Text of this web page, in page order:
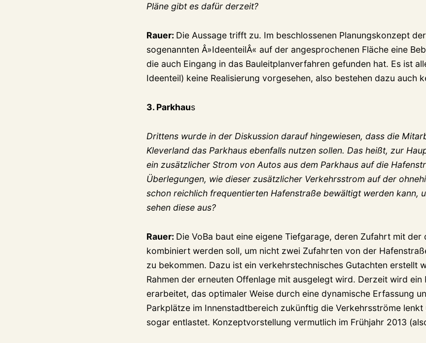
Pläne gibt es dafür derzeit?
Rauer: Die Aussage trifft zu. Im beschlossenen Planungskonzept
sogenannten Â»IdeenteilÂ« auf der angesprochenen Fläche eine
die auch Eingang in das Bauleitplanverfahren gefunden hat. Es ist
Ideenteil) keine Realisierung vorgesehen, also bestehen dazu auch
3. Parkhaus
Drittens wurde in der Diskussion darauf hingewiesen, dass die
Kleverland das Parkhaus ebenfalls nutzen sollen. Das heißt, zur
ein zusätzlicher Strom von Autos aus dem Parkhaus auf die
Überlegungen, wie dieser zusätzlicher Verkehrsstrom auf der
schon reichlich frequentierten Hafenstraße bewältigt werden kann,
sehen diese aus?
Rauer: Die VoBa baut eine eigene Tiefgarage, deren Zufahrt mit der
kombiniert werden soll, um nicht zwei Zufahrten von der
zu bekommen. Dazu ist ein verkehrstechnisches Gutachten erstellt
Rahmen der erneuten Offenlage mit ausgelegt wird. Derzeit wird ein
erarbeitet, das optimaler Weise durch eine dynamische Erfassung
Parkplätze im Innenstadtbereich zukünftig die Verkehrsströme
sogar entlastet. Konzeptvorstellung vermutlich im Frühjahr 2013